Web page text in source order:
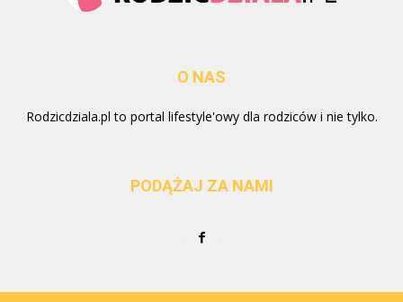
O NAS
Rodzicdziala.pl to portal lifestyle'owy dla rodziców i nie tylko.
PODĄŻAJ ZA NAMI